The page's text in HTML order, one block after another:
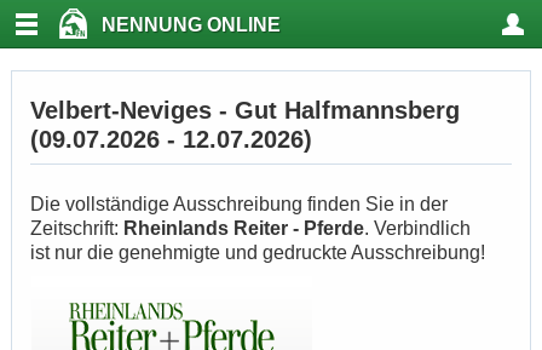
NENNUNG ONLINE
Velbert-Neviges - Gut Halfmannsberg
(09.07.2026 - 12.07.2026)
Die vollständige Ausschreibung finden Sie in der
Zeitschrift: Rheinlands Reiter - Pferde. Verbindlich
ist nur die genehmigte und gedruckte Ausschreibung!